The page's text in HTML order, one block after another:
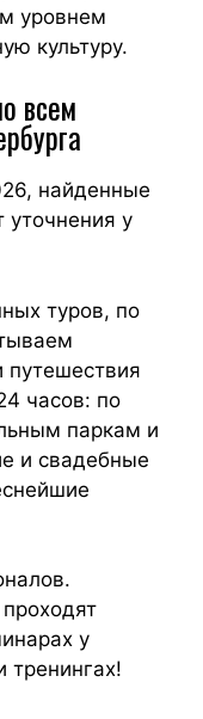
уровнем
культуру.
всем
найденные
у
туров, по
часов: по
паркам и
и свадебные
у
тренингах!